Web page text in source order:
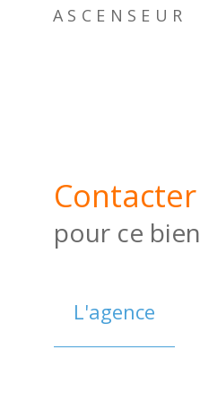
ASCENSEUR
Contacter
pour ce bien
L'agence